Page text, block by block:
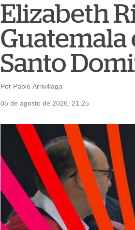
Elizabeth
Guatemala
Santo
Por Pablo Arrivillaga
05 de agosto de 2026, 21:25